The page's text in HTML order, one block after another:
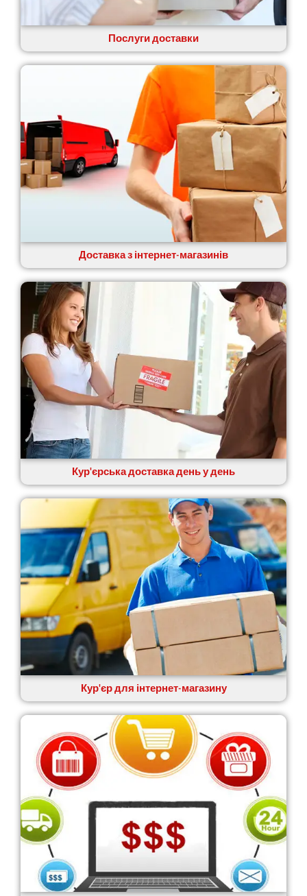
Послуги доставки
Доставка з інтернет-магазинів
Кур'єрська доставка день у день
Кур'єр для інтернет-магазину